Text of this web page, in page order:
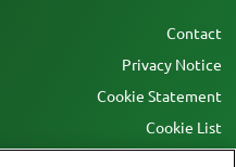
Contact
Privacy Notice
Cookie Statement
Cookie List